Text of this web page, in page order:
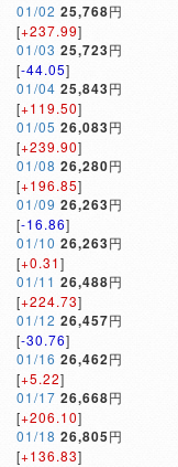
01/02 25,768円
[+237.99]
01/03 25,723円
[-44.05]
01/04 25,843円
[+119.50]
01/05 26,083円
[+239.90]
01/08 26,280円
[+196.85]
01/09 26,263円
[-16.86]
01/10 26,263円
[+0.31]
01/11 26,488円
[+224.73]
01/12 26,457円
[-30.76]
01/16 26,462円
[+5.22]
01/17 26,668円
[+206.10]
01/18 26,805円
[+136.83]